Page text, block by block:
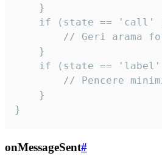
    }
if (state == 'call'
// Geri arama
    }
if (state ==
// Pencere
    }
}
onMessageSent#